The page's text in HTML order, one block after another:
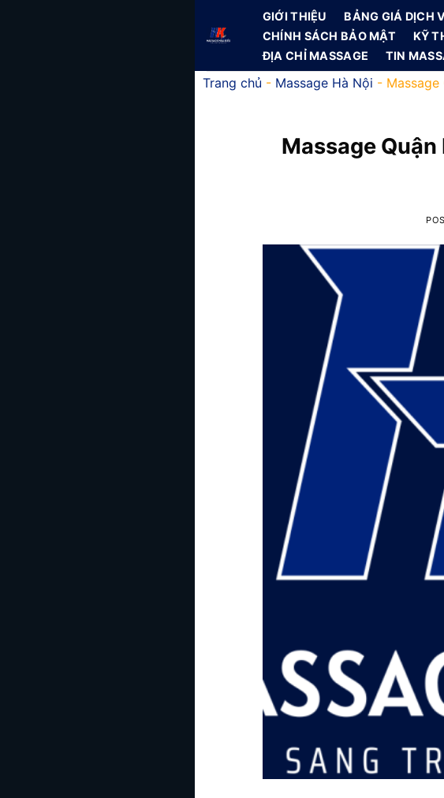
content
GIỚI THIỆU BẢNG GIÁ DỊCH
CHÍNH SÁCH BẢO MẬT
KỸ
ĐỊA CHỈ MASSAGE
TIN
Trang chủ - Massage Hà Nội -
Massage Quận